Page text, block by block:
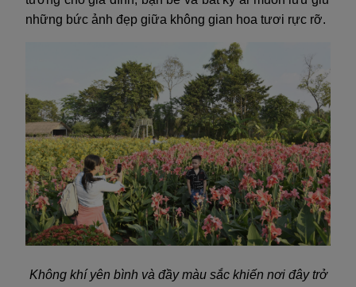
những bức ảnh đẹp giữa không gian hoa tươi rực rỡ.
Không khí yên bình và đầy màu sắc khiến nơi đây trở